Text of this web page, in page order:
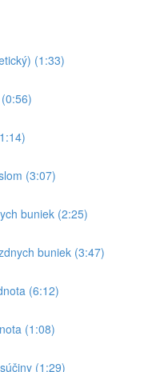
(1:33)
(3:07)
buniek (2:25)
buniek (3:47)
(6:12)
(1:08)
(1:29)